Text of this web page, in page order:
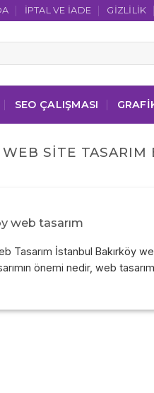
İPTAL VE İADE GIZLILIK
SEO ÇALIŞMASI
WEB SITE TASARIM
web tasarım
Tasarım İstanbul Bakırköy
önemi nedir, web